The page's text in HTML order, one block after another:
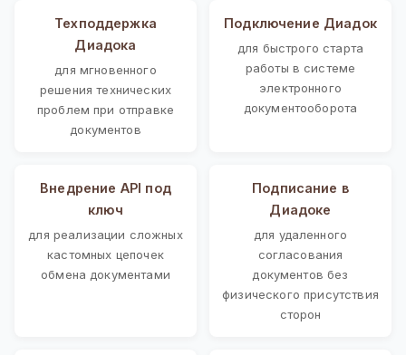
Техподдержка
Диадока
для мгновенного
решения технических
проблем при отправке
документов
Подключение Диадок
для быстрого старта
работы в системе
электронного
документооборота
Внедрение API под
ключ
для реализации сложных
кастомных цепочек
обмена документами
Подписание в
Диадоке
для удаленного
согласования
документов без
физического присутствия
сторон